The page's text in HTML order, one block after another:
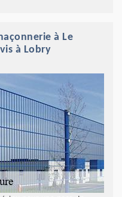
à Le
à Lobry